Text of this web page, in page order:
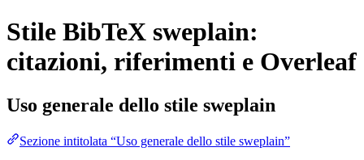
Stile BibTeX sweplain:
citazioni, riferimenti e Overleaf
Uso generale dello stile sweplain
Sezione intitolata “Uso generale dello stile sweplain”